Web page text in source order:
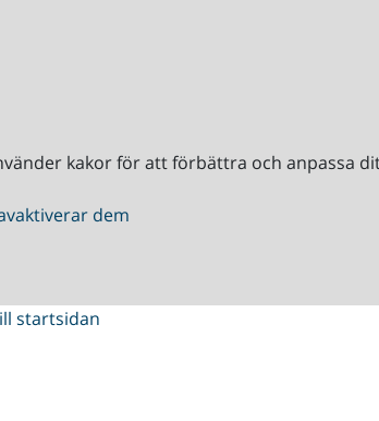
kakor för att förbättra och anpassa
dem